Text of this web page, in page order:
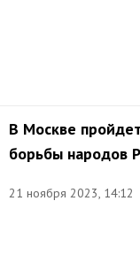
В Москве
борьбы народов
21 ноября 2023, 14:12